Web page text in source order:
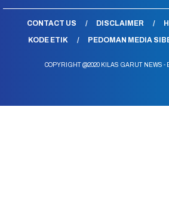
CONTACT US DISCLAIMER
KODE ETIK
PEDOMAN MEDIA
COPYRIGHT @2020 KILAS GARUT NEWS -